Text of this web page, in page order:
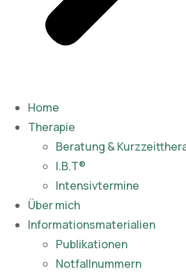
Home
Therapie
Beratung &
I.B.T®
Intensivtermine
Über mich
Informationsmaterialien
Publikationen​
Notfallnummern